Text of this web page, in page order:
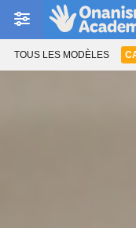
TOUS LES MODÈLES